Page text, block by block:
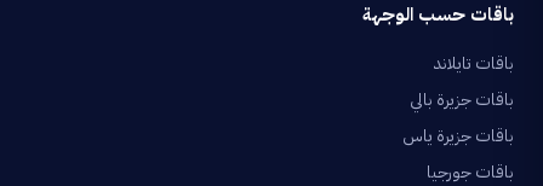
باقات حسب الوجهة
باقات تايلاند
باقات جزيرة بالي
باقات جزيرة ياس
باقات جورجيا